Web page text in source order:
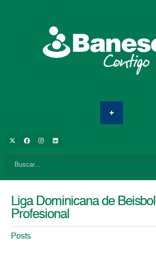
Liga Dominicana de Beisbol
Profesional
Posts